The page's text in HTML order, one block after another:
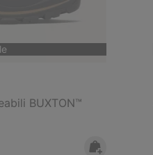
BUXTON™